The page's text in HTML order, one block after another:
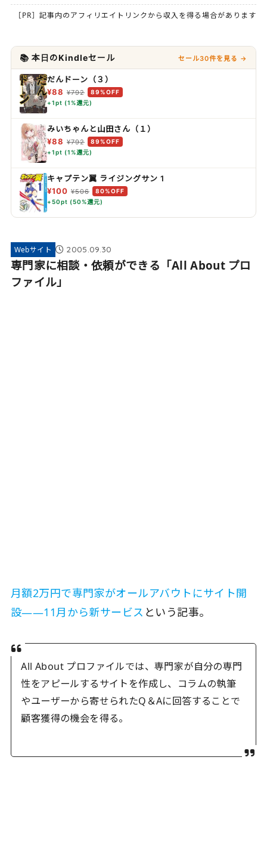
［PR］記事内のアフィリエイトリンクから収入を得る場合があります
📚 本日のKindleセール セール30件を見る →
だんドーン（３）
¥88 ¥792
89%OFF
+1pt (1%還元)
みいちゃんと山田さん（１）
¥88 ¥792
89%OFF
+1pt (1%還元)
キャプテン翼 ライジングサン 1
¥100 ¥506
80%OFF
+50pt (50%還元)
Webサイト 2005.09.30
専門家に相談・依頼ができる「All About プロ
ファイル」
月額2万円で専門家がオールアバウトにサイト開
設――11月から新サービス という記事。
All About プロファイルでは、専門家が自分の専門
性をアピールするサイトを作成し、コラムの執筆
やユーザーから寄せられたQ＆Aに回答することで
顧客獲得の機会を得る。